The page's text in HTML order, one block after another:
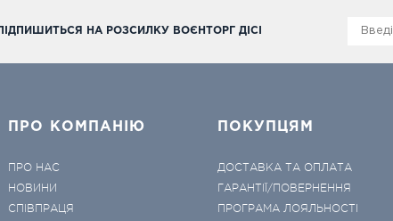
ПІДПИШИТЬСЯ НА РОЗСИЛКУ ВОЄНТОРГ ДІСІ
ПРО КОМПАНІЮ
ПРО НАС
НОВИНИ
СПІВПРАЦЯ
ПОКУПЦЯМ
ДОСТАВКА ТА ОПЛАТА
ГАРАНТІЇ/ПОВЕРНЕННЯ
ПРОГРАМА ЛОЯЛЬНОСТІ